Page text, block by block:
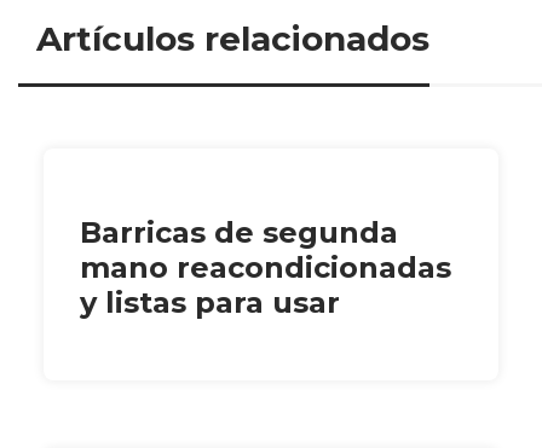
Artículos relacionados
Barricas de segunda
mano reacondicionadas
y listas para usar